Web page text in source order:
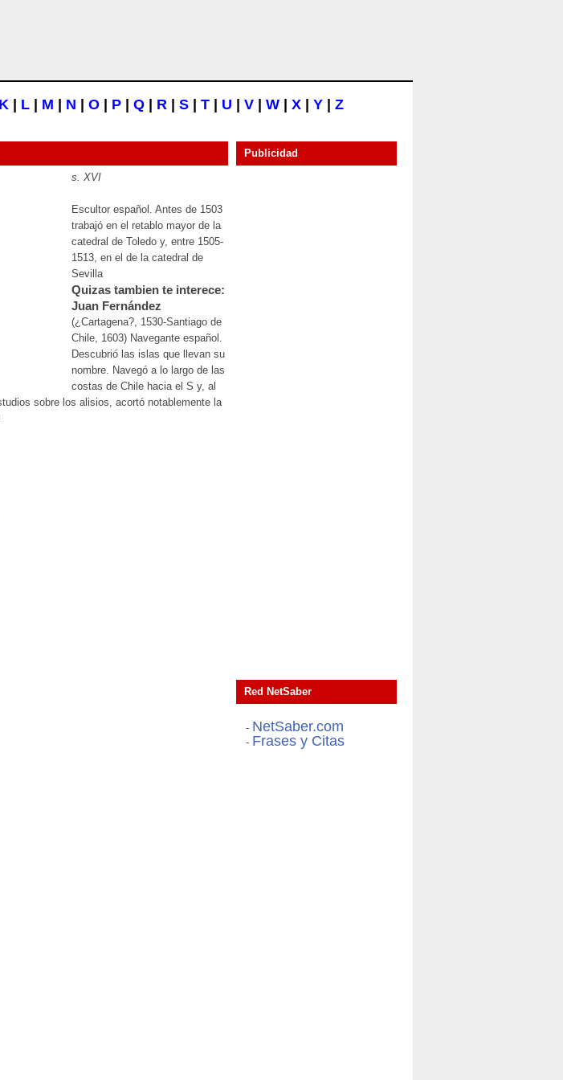
K L M N O P Q R S T U V W X Y Z
s. XVI
Escultor español. Antes de 1503
trabajó en el retablo mayor de la
catedral de Toledo y, entre 1505-
1513, en el de la catedral de
Sevilla
Quizas tambien te interece:
Juan Fernández
(¿Cartagena?, 1530-Santiago de
Chile, 1603) Navegante español.
Descubrió las islas que llevan su
nombre. Navegó a lo largo de las
costas de Chile hacia el S y, al
sobre los alisios, acortó notablemente la
Publicidad
Red NetSaber
- NetSaber.com
- Frases y Citas